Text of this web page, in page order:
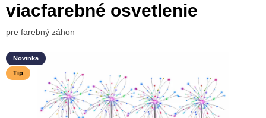
viacfarebné osvetlenie
pre farebný záhon
Novinka
Tip